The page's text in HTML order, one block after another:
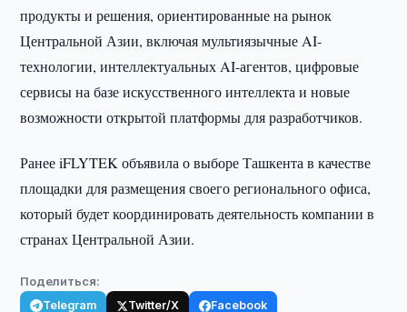
продукты и решения, ориентированные на рынок
Центральной Азии, включая мультиязычные AI-
технологии, интеллектуальных AI-агентов, цифровые
сервисы на базе искусственного интеллекта и новые
возможности открытой платформы для разработчиков.
Ранее iFLYTEK объявила о выборе Ташкента в качестве
площадки для размещения своего регионального офиса,
который будет координировать деятельность компании в
странах Центральной Азии.
Поделиться:
Telegram Twitter/X Facebook